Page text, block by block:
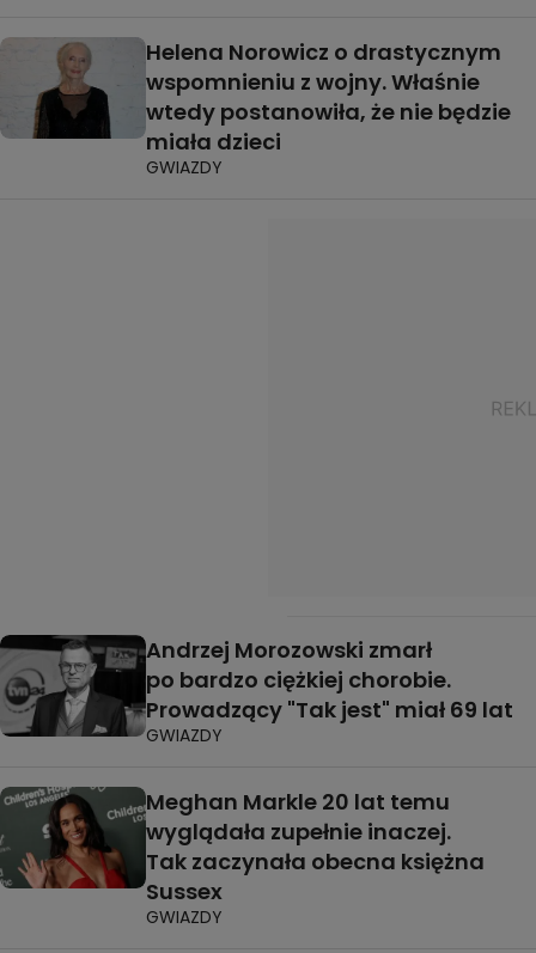
Helena Norowicz o drastycznym
wspomnieniu z wojny. Właśnie
wtedy postanowiła, że nie będzie
miała dzieci
GWIAZDY
Andrzej Morozowski zmarł
po bardzo ciężkiej chorobie.
Prowadzący "Tak jest" miał 69 lat
GWIAZDY
Meghan Markle 20 lat temu
wyglądała zupełnie inaczej.
Tak zaczynała obecna księżna
Sussex
GWIAZDY